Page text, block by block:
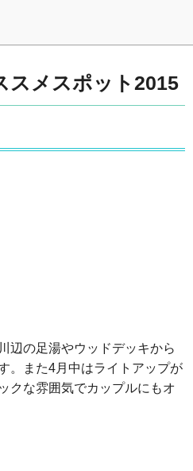
スメスポット2015
辺の足湯やウッドデッキから
。また4月中はライトアップが
クな雰囲気でカップルにもオ